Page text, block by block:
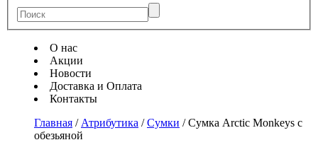
О нас
Акции
Новости
Доставка и Оплата
Контакты
Главная / Атрибутика /Сумки /Сумка Arctic Monkeys с
обезьяной